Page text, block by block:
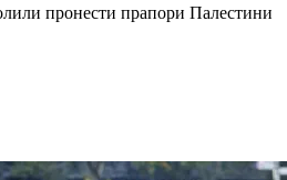
пронести прапори Палестини